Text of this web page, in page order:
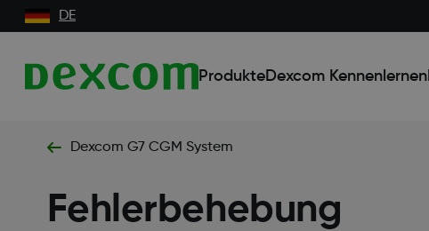
DE
ProdukteDexcom Kennenlernen
Dexcom G7 CGM System
Fehlerbehebung